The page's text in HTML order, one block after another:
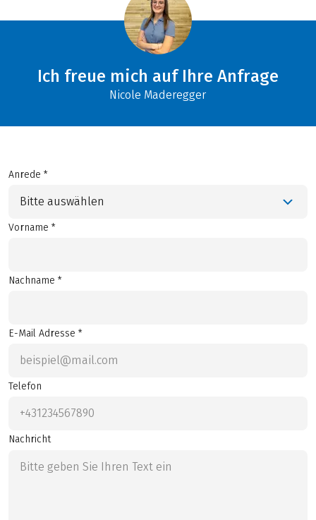
Ich freue mich auf Ihre Anfrage
Nicole Maderegger
Anrede *
Bitte auswählen
Vorname *
Nachname *
E-Mail Adresse *
Telefon
Nachricht